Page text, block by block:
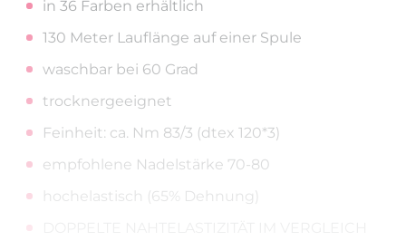
in 36 Farben erhältlich
130 Meter Lauflänge auf einer Spule
waschbar bei 60 Grad
trocknergeeignet
Feinheit: ca. Nm 83/3 (dtex 120*3)
empfohlene Nadelstärke 70-80
hochelastisch (65% Dehnung)